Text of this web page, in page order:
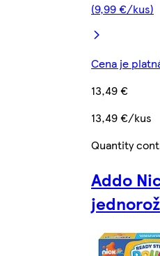
(9,99 €/kus)
Cena je
13,49 €
13,49 €/kus
Quantity
Addo